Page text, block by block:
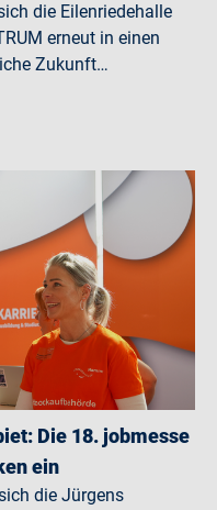
die Eilenriedehalle
erneut in einen
Zukunft…
Die 18. jobmesse
ein
die Jürgens